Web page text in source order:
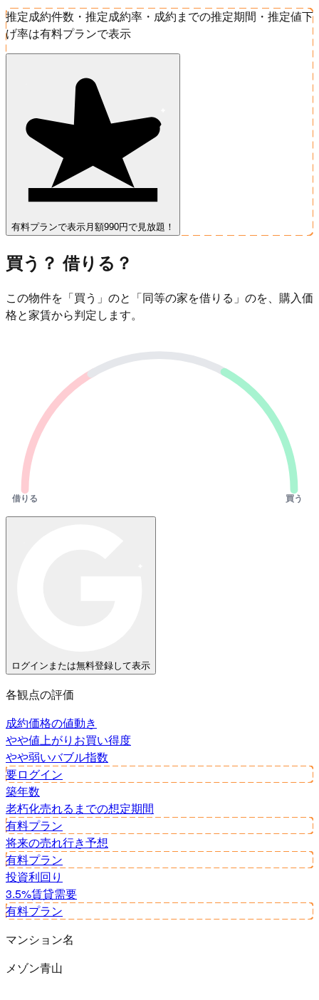
推定成約件数・推定成約率・成約までの推定期間・推定値下
げ率は有料プランで表示
有料プランで表示 月額990円で見放題！
買う？ 借りる？
この物件を「買う」のと「同等の家を借りる」のを、購入価
格と家賃から判定します。
借りる 買う
ログインまたは無料登録して表示
各観点の評価
成約価格の値動き
やや値上がり お買い得度
やや弱いバブル指数
要ログイン
築年数
老朽化売れるまでの想定期間
有料プラン
将来の売れ行き予想
有料プラン
投資利回り
3.5%賃貸需要
有料プラン
マンション名
メゾン青山